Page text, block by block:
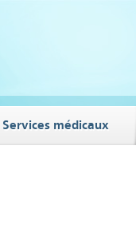
Services médicaux